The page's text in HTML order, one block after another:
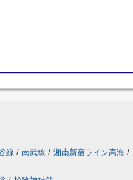
線 / 南武線 / 湘南新宿ライン高海 /